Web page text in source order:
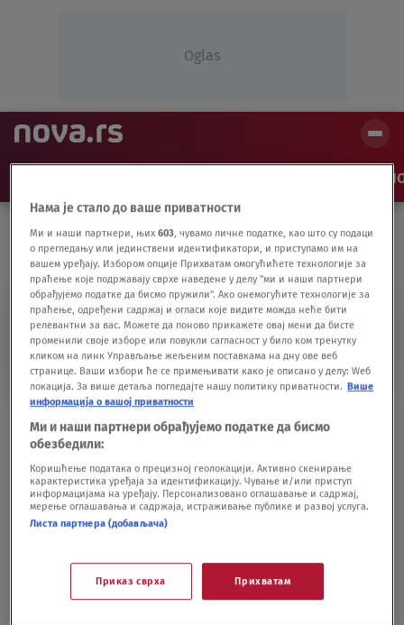
Oglas
TRI PALME ZA DVE
BITANGE I RIBICU
Dubravka Mijatović je ovog kolegu volela
pre Marinka Madžgalja: Bili su zvezde
SHOWBIZ21.07.23.
Dubravka Mijatović je pre pokojnog
Madžgalja volela ovog glumca: Imaju
filmu
SHOWBIZ27.12.22.
Нама је стало до ваше приватности
Ми и наши партнери, њих603, чувамо личне податке, као што су подаци
о прегледању или јединствени идентификатори, и приступамо им на
вашем уређају. Избором опције Прихватам омогућићете технологије за
праћење које подржавају сврхе наведене у делу "ми и наши партнери
обрађујемо податке да бисмо пружили". Ако онемогућите технологије за
праћење, одређени садржај и огласи које видите можда неће бити
релевантни за вас. Можете да поново прикажете овај мени да бисте
променили своје изборе или повукли сагласност у било ком тренутку
кликом на линк Управљање жељеним поставкама на дну ове веб
странице. Ваши избори ће се примењивати како је описано у делу: Wеб
локација. За више детаља погледајте нашу политику приватности. Више
информација о вашој приватности
Ми и наши партнери обрађујемо податке да бисмо
обезбедили:
Коришћење података о прецизној геолокацији. Активно скенирање
карактеристика уређаја за идентификацију. Чување и/или приступ
информацијама на уређају. Персонализовано оглашавање и садржај,
мерење оглашавања и садржаја, истраживање публике и развој услуга.
Листа партнера (добављача)
Приказ сврха Прихватам